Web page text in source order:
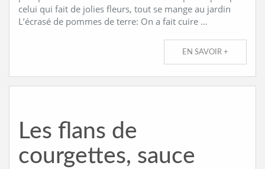
celui qui fait de jolies fleurs, tout se mange au jardin
L’écrasé de pommes de terre: On a fait cuire …
EN SAVOIR +
Les flans de
courgettes, sauce